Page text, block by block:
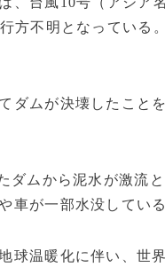
方不明となっている
ダムが決壊したこと
ダムから泥水が激流
車が一部水没してい
球温暖化に伴い、世